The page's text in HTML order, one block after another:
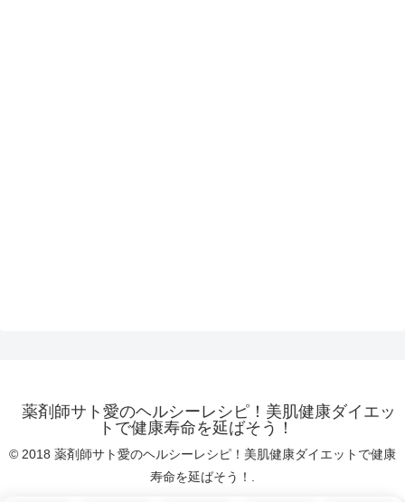
薬剤師サト愛のヘルシーレシピ！美肌健康ダイエッ
トで健康寿命を延ばそう！
© 2018 薬剤師サト愛のヘルシーレシピ！美肌健康ダイエットで健康
寿命を延ばそう！.